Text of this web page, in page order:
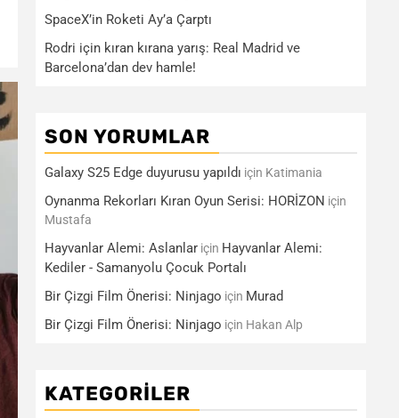
SpaceX’in Roketi Ay’a Çarptı
Rodri için kıran kırana yarış: Real Madrid ve
Barcelona’dan dev hamle!
SON YORUMLAR
Galaxy S25 Edge duyurusu yapıldı için Katimania
Oynanma Rekorları Kıran Oyun Serisi: HORİZON için
Mustafa
Hayvanlar Alemi: Aslanlar için Hayvanlar Alemi:
Kediler - Samanyolu Çocuk Portalı
Bir Çizgi Film Önerisi: Ninjago için Murad
Bir Çizgi Film Önerisi: Ninjago için Hakan Alp
KATEGORILER